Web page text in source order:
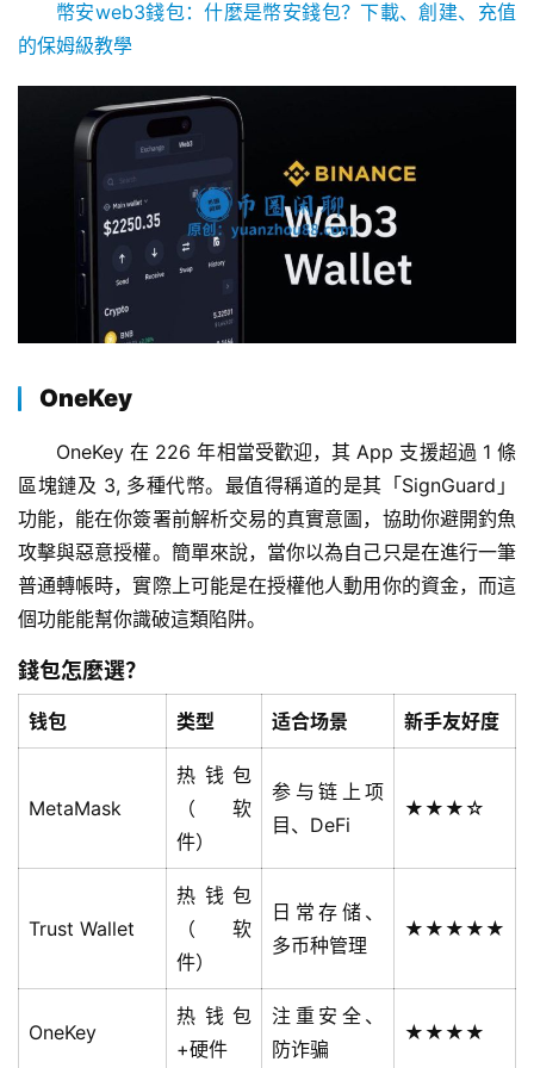
计
定
投
计
算
器
幣安web3錢包：什麼是幣安錢包？下載、創建、充值
的保姆級教學
OneKey
OneKey 在 226 年相當受歡迎，其 App 支援超過 1 條
區塊鏈及 3, 多種代幣。最值得稱道的是其「SignGuard」
功能，能在你簽署前解析交易的真實意圖，協助你避開釣魚
攻擊與惡意授權。簡單來說，當你以為自己只是在進行一筆
普通轉帳時，實際上可能是在授權他人動用你的資金，而這
個功能能幫你識破這類陷阱。
錢包怎麼選？
钱包 类型 适合场景 新手友好度
MetaMask
热钱包
（软
件）
参与链上项
目、DeFi
★★★☆
Trust Wallet
热钱包
（软
件）
日常存储、
多币种管理
★★★★★
OneKey
热钱包
+硬件
注重安全、
防诈骗
★★★★